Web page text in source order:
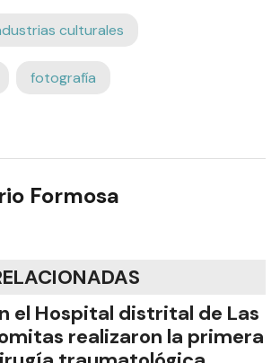
culturales
fotografía
Formosa
el Hospital distrital de Las
realizaron la primera